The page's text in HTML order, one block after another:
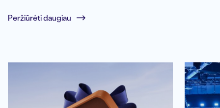
Peržiūrėti daugiau